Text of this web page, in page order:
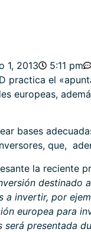
1, 2013 5:11 pm
practica el
europeas,
bases
que,
la reciente
destinado
a invertir, por
europea para
presentada